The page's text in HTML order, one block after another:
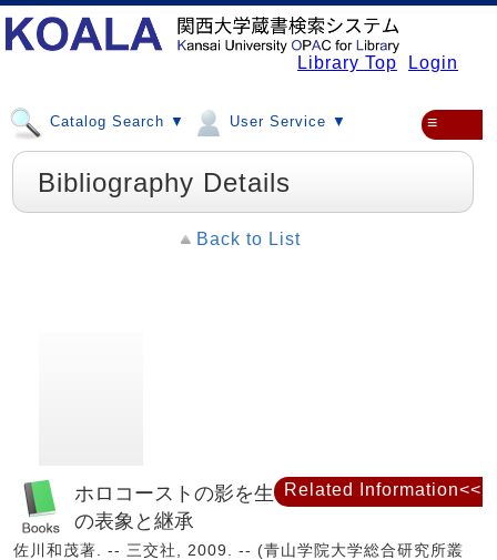
Library Top Login
Catalog Search ▼ User Service ▼ ≡
Bibliography Details
Back to List
ホロコーストの影を生きて : ユダヤ系文学
の表象と継承
佐川和茂著. -- 三交社, 2009. -- (青山学院大学総合研究所叢
Related Information<<